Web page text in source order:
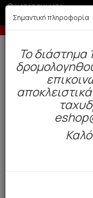
ΚΑΤΑΣΤΗΜΑΤΑ
άνω των 200€
Δωρεάν αποστολή άνω
Γυναίκα Εσώρουχα
Σημαντική πληροφορία
To